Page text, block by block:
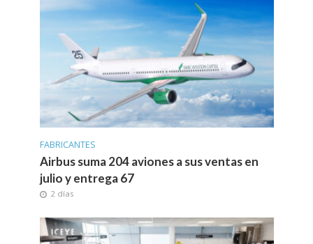
FABRICANTES
Airbus suma 204 aviones a sus ventas en
julio y entrega 67
2 días